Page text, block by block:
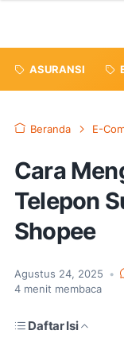
ASURANSI
Beranda E-
Cara
Telepon
Shopee
Agustus 24, 2025 •
4 menit membaca
Daftar Isi